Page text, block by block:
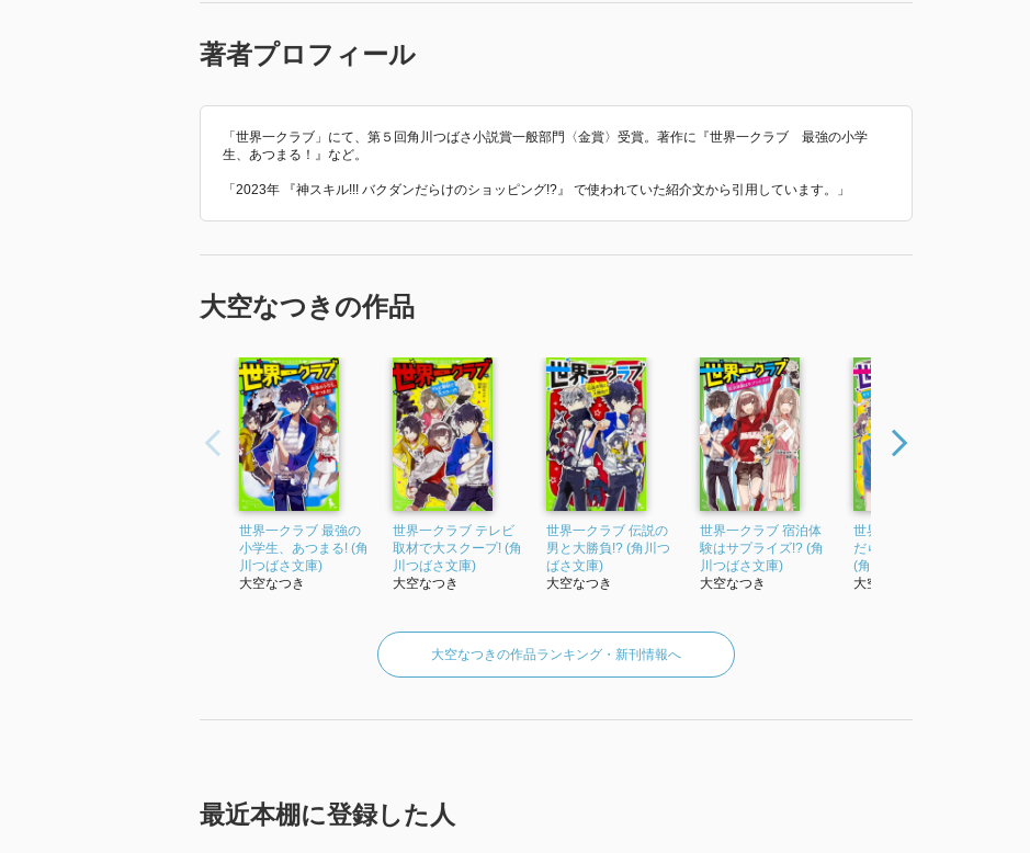
著者プロフィール
「世界一クラブ」にて、第５回角川つばさ小説賞一般部門〈金賞〉受賞。著作に『世界一クラブ 最強の小学
生、あつまる！』など。
「2023年 『神スキル!!! バクダンだらけのショッピング!?』 で使われていた紹介文から引用しています。」
大空なつきの作品
世界一クラブ 最強の
小学生、あつまる! (角
川つばさ文庫)
大空なつき
世界一クラブ テレビ
取材で大スクープ! (角
川つばさ文庫)
大空なつき
世界一クラブ 伝説の
男と大勝負!? (角川つ
ばさ文庫)
大空なつき
世界一クラブ 宿泊体
験はサプライズ!? (角
川つばさ文庫)
大空なつき
世界一クラブ キケン
だらけの特別ステージ
(角川つばさ文庫)
大空なつき
大空なつきの作品ランキング・新刊情報へ
最近本棚に登録した人